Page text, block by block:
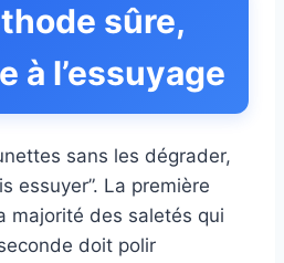
sûre,
à l’essuyage
sans les dégrader,
essuyer”. La première
majorité des saletés qui
doit polir